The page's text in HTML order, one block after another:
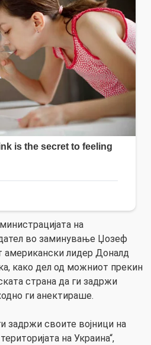
на
во заминување Џозеф
американски лидер Доналд
како дел од можниот прекин
страна да ги задржи
ги анектираше.
задржи своите војници на
на Украина“,